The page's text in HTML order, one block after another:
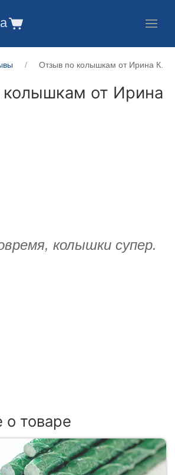
Отзыв по колышкам от Ирина К.
от Ирина
колышки супер.
товаре